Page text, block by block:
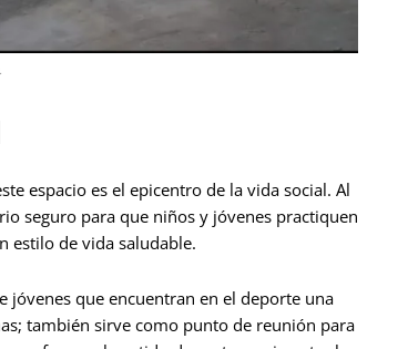
espacio es el epicentro de la vida social. Al
seguro para que niños y jóvenes practiquen
estilo de vida saludable.
jóvenes que encuentran en el deporte una
también sirve como punto de reunión para